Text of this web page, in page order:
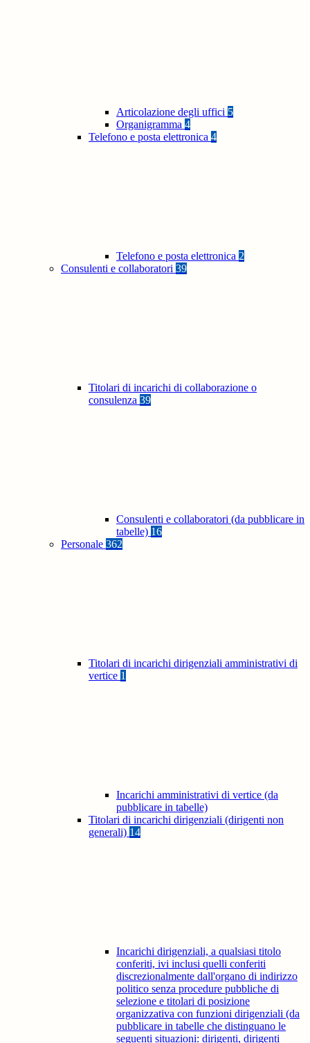
Articolazione degli uffici 5
Organigramma 4
Telefono e posta elettronica 4
Telefono e posta elettronica 2
Consulenti e collaboratori 39
Titolari di incarichi di collaborazione o
consulenza 39
Consulenti e collaboratori (da pubblicare in
tabelle) 16
Personale 362
Titolari di incarichi dirigenziali amministrativi di
vertice 1
Incarichi amministrativi di vertice (da
pubblicare in tabelle)
Titolari di incarichi dirigenziali (dirigenti non
generali) 14
Incarichi dirigenziali, a qualsiasi titolo
conferiti, ivi inclusi quelli conferiti
discrezionalmente dall'organo di indirizzo
politico senza procedure pubbliche di
selezione e titolari di posizione
organizzativa con funzioni dirigenziali (da
pubblicare in tabelle che distinguano le
seguenti situazioni: dirigenti, dirigenti